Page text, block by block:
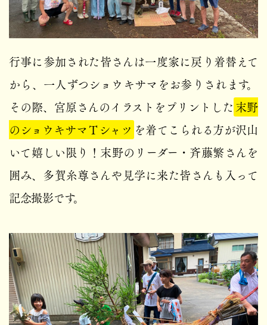
行事に参加された皆さんは一度家に戻り着替えて
から、一人ずつショウキサマをお参りされます。
その際、宮原さんのイラストをプリントした末野
のショウキサマＴシャツ を着てこられる方が沢山
いて嬉しい限り！末野のリーダー・斉藤繁さんを
囲み、多賀糸尊さんや見学に来た皆さんも入って
記念撮影です。